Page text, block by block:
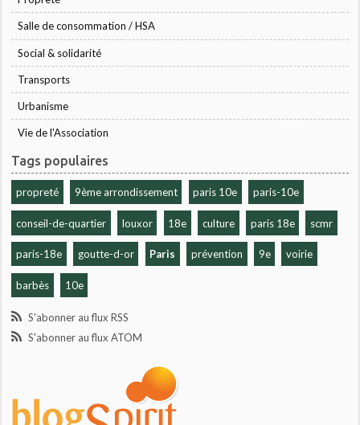
Salle de consommation / HSA
Social & solidarité
Transports
Urbanisme
Vie de l'Association
Tags populaires
propreté 9ème arrondissement paris 10e paris-10e
conseil-de-quartier louxor 18e culture paris 18e scmr
paris-18e goutte-d-or Paris prévention 9e voirie
barbès 10e
S'abonner au flux RSS
S'abonner au flux ATOM